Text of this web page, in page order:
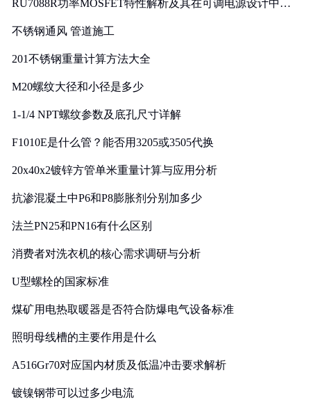
RU7088R功率MOSFET特性解析及其在可调电源设计中的
不锈钢通风 管道施工
201不锈钢重量计算方法大全
M20螺纹大径和小径是多少
1-1/4 NPT螺纹参数及底孔尺寸详解
F1010E是什么管？能否用3205或3505代换
20x40x2镀锌方管单米重量计算与应用分析
抗渗混凝土中P6和P8膨胀剂分别加多少
法兰PN25和PN16有什么区别
消费者对洗衣机的核心需求调研与分析
U型螺栓的国家标准
煤矿用电热取暖器是否符合防爆电气设备标准
照明母线槽的主要作用是什么
A516Gr70对应国内材质及低温冲击要求解析
镀镍钢带可以过多少电流